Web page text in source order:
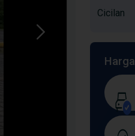
Cicilan